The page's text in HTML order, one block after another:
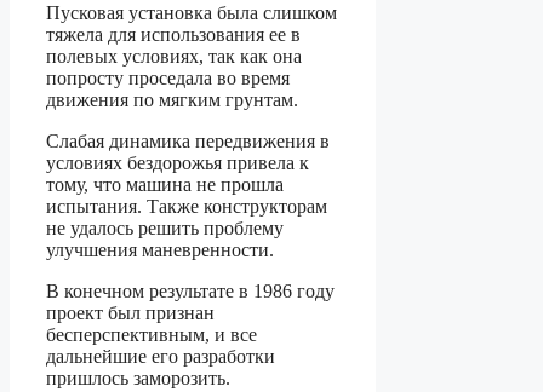
Пусковая установка была слишком
тяжела для использования ее в
полевых условиях, так как она
попросту проседала во время
движения по мягким грунтам.
Слабая динамика передвижения в
условиях бездорожья привела к
тому, что машина не прошла
испытания. Также конструкторам
не удалось решить проблему
улучшения маневренности.
В конечном результате в 1986 году
проект был признан
бесперспективным, и все
дальнейшие его разработки
пришлось заморозить.